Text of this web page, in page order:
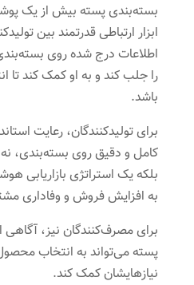
بسته‌بندی پسته بیش از یک
ابزار ارتباطی قدرتمند بین
اطلاعات درج شده روی
را جلب کند و به او کمک کند تا
باشد.
برای تولیدکنندگان، رعایت
کامل و دقیق روی بسته‌بندی، نه
بلکه یک استراتژی بازاریابی
به افزایش فروش و وفاداری
برای مصرف‌کنندگان نیز،
پسته می‌تواند به انتخاب
نیازهایشان کمک کند.